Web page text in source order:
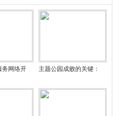
务网络开 主题公园成败的关键：